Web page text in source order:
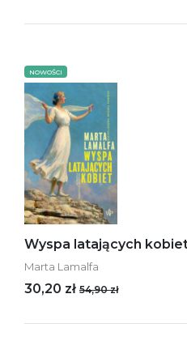
NOWOŚCI
Wyspa latających
Marta Lamalfa
30,20 zł 54,90 zł